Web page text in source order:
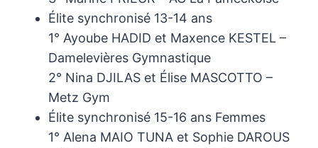
Élite synchronisé 13-14 ans
1° Ayoube HADID et Maxence KESTEL –
Damelevières Gymnastique
2° Nina DJILAS et Élise MASCOTTO –
Metz Gym
Élite synchronisé 15-16 ans Femmes
1° Alena MAIO TUNA et Sophie DAROUS